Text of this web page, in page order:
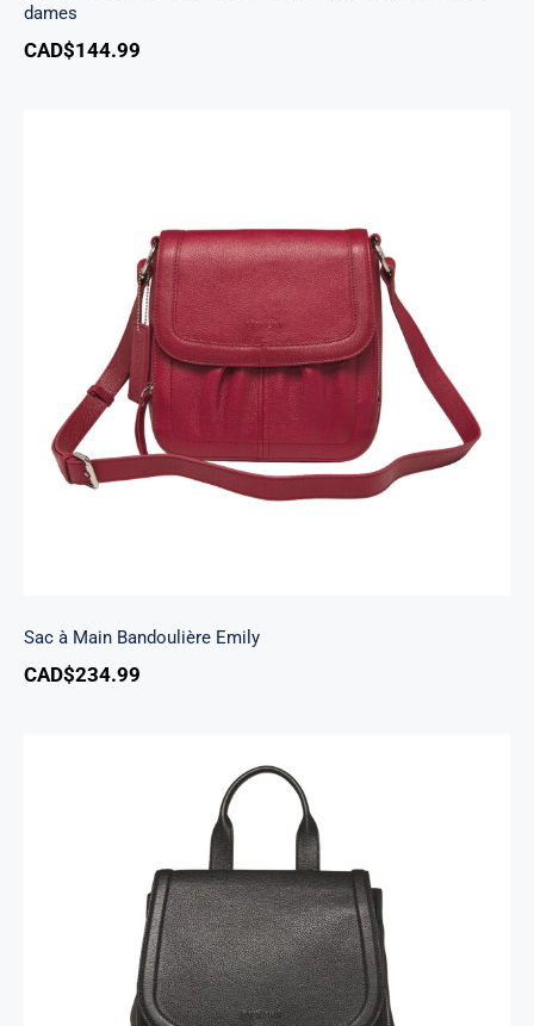
dames
CAD$144.99
Sac à Main Bandoulière Emily
Sac à Main Bandoulière Emily
CAD$234.99
Sac A Dos Margot